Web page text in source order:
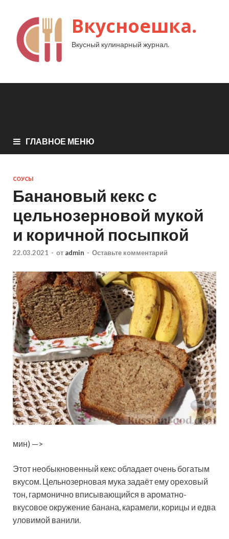
Вкусноешка.
Вкусный кулинарный журнал.
ГЛАВНОЕ МЕНЮ
СОУСЫ
Банановый кекс с
цельнозерновой мукой
и коричной посыпкой
22.03.2021 - от admin - Оставьте комментарий
мин) —>
Этот необыкновенный кекс обладает очень богатым
вкусом. Цельнозерновая мука задаёт ему ореховый
тон, гармонично вписывающийся в ароматно-
вкусовое окружение банана, карамели, корицы и едва
уловимой ванили.